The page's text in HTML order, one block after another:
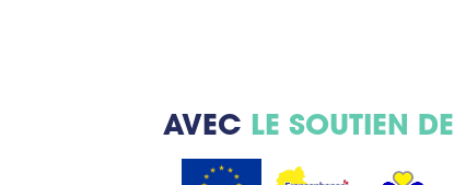
AVEC LE SOUTIEN DE